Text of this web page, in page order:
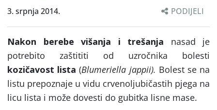
3. srpnja 2014. PODIJELI
Nakon berebe višanja i trešanja nasad je
potrebito zaštititi od uzročnika bolesti
kozičavost lista (Blumeriella jappii). Bolest se na
listu prepoznaje u vidu crvenoljubičastih pjega na
licu lista i može dovesti do gubitka lisne mase.